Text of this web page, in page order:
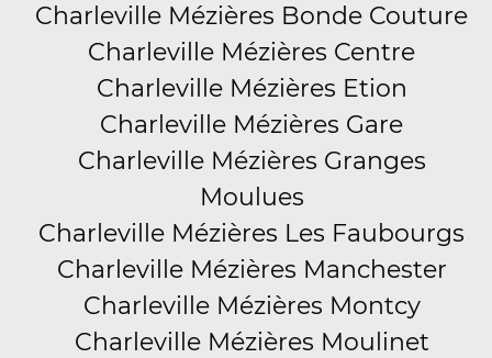
Charleville Mézières Bonde Couture
Charleville Mézières Centre
Charleville Mézières Etion
Charleville Mézières Gare
Charleville Mézières Granges
Moulues
Charleville Mézières Les Faubourgs
Charleville Mézières Manchester
Charleville Mézières Montcy
Charleville Mézières Moulinet